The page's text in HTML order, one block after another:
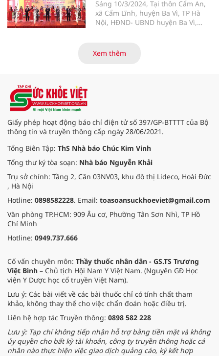
Sáng 10/3/2024, Tại thôn Cẩm An,
xã Cẩm Lĩnh, huyện Ba Vì, TP Hà
Nội, HĐND- UBND huyện Ba Vì,
Khánh thành Công trình tu bổ, tôn
tạo Di tích Lịch sử Văn hóa Đền
Xem thêm
Giấy phép hoạt động báo chí điện tử số 397/GP-BTTTT của Bộ
thông tin và truyền thông cấp ngày 28/06/2021.
Tổng Biên Tập: ThS Nhà báo Chúc Kim Vinh
Tổng thư ký tòa soạn: Nhà báo Nguyễn Khải
Trụ sở chính: Tầng 2, Căn 03NV03, khu đô thị Lideco, Hoài Đức
, Hà Nội
Hotline: 0898582228. Email: toasoansuckhoeviet@gmail.com
Văn phòng TP.HCM: 909 Âu cơ, Phường Tân Sơn Nhì, TP Hồ
Chí Minh
Hotline: 0949.737.666
Cố vấn chuyên môn: Thầy thuốc nhân dân - GS.TS Trương
Việt Bình – Chủ tịch Hội Nam Y Việt Nam. (Nguyên GĐ Học
viện Y Dược học cổ truyền Việt Nam).
Lưu ý: Các bài viết về các bài thuốc chỉ có tính chất tham
khảo, không thay thế cho việc chẩn đoán hoặc điều trị.
Liên hệ hợp tác Truyền thông: 0898 582 228
Lưu ý: Tạp chí không tiếp nhận hỗ trợ bằng tiền mặt và không
ủy quyền cho bất kỳ tài khoản, công ty truyền thông hoặc cá
nhân nào thực hiện việc giao dịch quảng cáo, ký kết hợp